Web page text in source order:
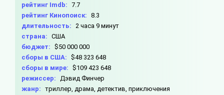
рейтинг Imdb: 7.7
рейтинг Кинопоиск: 8.3
длительность: 2 часа 9 минут
страна: США
бюджет: $50 000 000
сборы в США: $48 323 648
сборы в мире: $109 423 648
режиссер: Дэвид Финчер
жанр: триллер, драма, детектив, приключения